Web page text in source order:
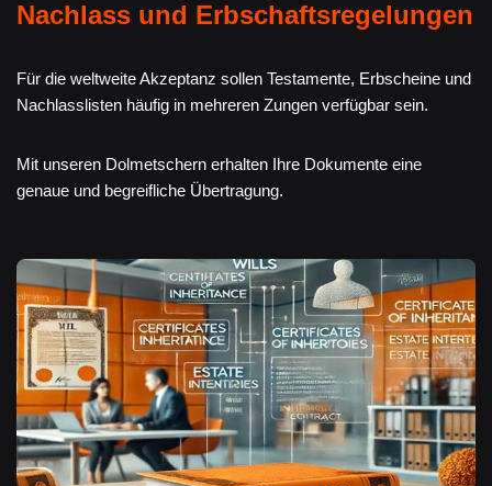
Nachlass und Erbschaftsregelungen
Für die weltweite Akzeptanz sollen Testamente, Erbscheine und
Nachlasslisten häufig in mehreren Zungen verfügbar sein.
Mit unseren Dolmetschern erhalten Ihre Dokumente eine
genaue und begreifliche Übertragung.